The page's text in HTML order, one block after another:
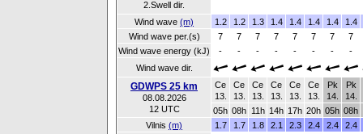
2.Swell dir.
Wind wave (m) 1.2 1.2 1.3 1.4 1.4 1.4 1.4
1.4
Wind wave per.(s)
7 7 7 7 7 7 7
7
Wind wave energy (kJ)
- - - - - - -
-
Wind wave dir.
GDWPS 25 km
08.08.2026
12 UTC
Ce
13.
Ce
13.
Ce
13.
Ce
13.
Ce
13.
Ce
13.
Pk
14.
Pk
14.
05h 08h 11h 14h 17h 20h 05h 08h
Vilnis (m) 1.7 1.7 1.8 2.1 2.3 2.4 2.4
2.4